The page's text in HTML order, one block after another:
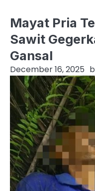
Mayat Pria
Sawit
Gansal
December 16, 2025